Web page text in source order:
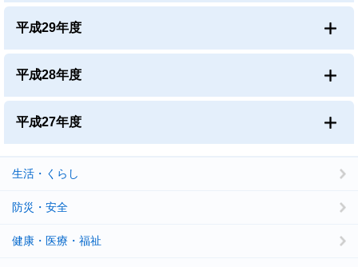
平成29年度
平成28年度
平成27年度
生活・くらし
防災・安全
健康・医療・福祉